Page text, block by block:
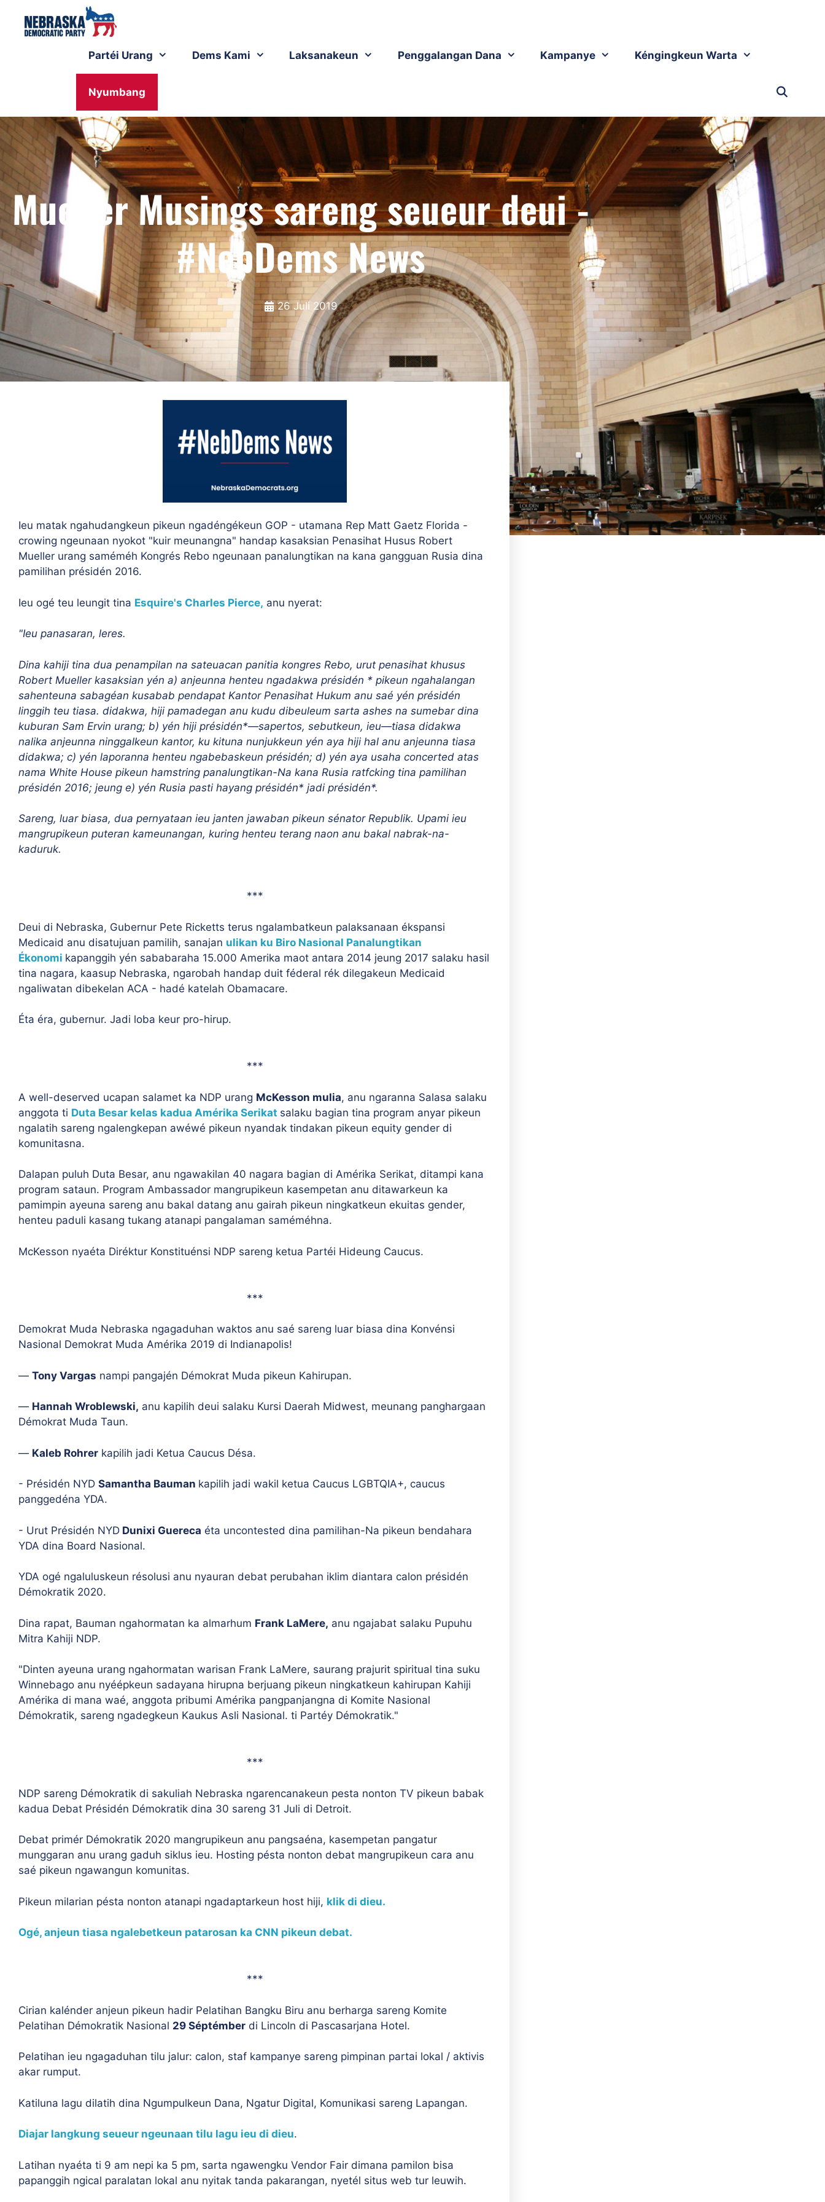
Partéi Urang Dems Kami Laksanakeun Penggalangan Dana Kampanye Kéngingkeun Warta
Nyumbang
Mueller Musings sareng seueur deui -
#NebDems News
26 Juli 2019
Ieu matak ngahudangkeun pikeun ngadéngékeun GOP - utamana Rep Matt Gaetz Florida -
crowing ngeunaan nyokot "kuir meunangna" handap kasaksian Penasihat Husus Robert
Mueller urang saméméh Kongrés Rebo ngeunaan panalungtikan na kana gangguan Rusia dina
pamilihan présidén 2016.
Ieu ogé teu leungit tina Esquire's Charles Pierce, anu nyerat:
"Ieu panasaran, leres.
Dina kahiji tina dua penampilan na sateuacan panitia kongres Rebo, urut penasihat khusus
Robert Mueller kasaksian yén a) anjeunna henteu ngadakwa présidén * pikeun ngahalangan
sahenteuna sabagéan kusabab pendapat Kantor Penasihat Hukum anu saé yén présidén
linggih teu tiasa. didakwa, hiji pamadegan anu kudu dibeuleum sarta ashes na sumebar dina
kuburan Sam Ervin urang; b) yén hiji présidén*—sapertos, sebutkeun, ieu—tiasa didakwa
nalika anjeunna ninggalkeun kantor, ku kituna nunjukkeun yén aya hiji hal anu anjeunna tiasa
didakwa; c) yén laporanna henteu ngabebaskeun présidén; d) yén aya usaha concerted atas
nama White House pikeun hamstring panalungtikan-Na kana Rusia ratfcking tina pamilihan
présidén 2016; jeung e) yén Rusia pasti hayang présidén* jadi présidén*.
Sareng, luar biasa, dua pernyataan ieu janten jawaban pikeun sénator Republik. Upami ieu
mangrupikeun puteran kameunangan, kuring henteu terang naon anu bakal nabrak-na-
kaduruk.
***
Deui di Nebraska, Gubernur Pete Ricketts terus ngalambatkeun palaksanaan ékspansi
Medicaid anu disatujuan pamilih, sanajan ulikan ku Biro Nasional Panalungtikan
Ékonomi kapanggih yén sababaraha 15.000 Amerika maot antara 2014 jeung 2017 salaku hasil
tina nagara, kaasup Nebraska, ngarobah handap duit féderal rék dilegakeun Medicaid
ngaliwatan dibekelan ACA - hadé katelah Obamacare.
Éta éra, gubernur. Jadi loba keur pro-hirup.
***
A well-deserved ucapan salamet ka NDP urang McKesson mulia, anu ngaranna Salasa salaku
anggota ti Duta Besar kelas kadua Amérika Serikat salaku bagian tina program anyar pikeun
ngalatih sareng ngalengkepan awéwé pikeun nyandak tindakan pikeun equity gender di
komunitasna.
Dalapan puluh Duta Besar, anu ngawakilan 40 nagara bagian di Amérika Serikat, ditampi kana
program sataun. Program Ambassador mangrupikeun kasempetan anu ditawarkeun ka
pamimpin ayeuna sareng anu bakal datang anu gairah pikeun ningkatkeun ekuitas gender,
henteu paduli kasang tukang atanapi pangalaman saméméhna.
McKesson nyaéta Diréktur Konstituénsi NDP sareng ketua Partéi Hideung Caucus.
***
Demokrat Muda Nebraska ngagaduhan waktos anu saé sareng luar biasa dina Konvénsi
Nasional Demokrat Muda Amérika 2019 di Indianapolis!
— Tony Vargas nampi pangajén Démokrat Muda pikeun Kahirupan.
— Hannah Wroblewski, anu kapilih deui salaku Kursi Daerah Midwest, meunang panghargaan
Démokrat Muda Taun.
— Kaleb Rohrer kapilih jadi Ketua Caucus Désa.
- Présidén NYD Samantha Bauman kapilih jadi wakil ketua Caucus LGBTQIA+, caucus
panggedéna YDA.
- Urut Présidén NYD Dunixi Guereca éta uncontested dina pamilihan-Na pikeun bendahara
YDA dina Board Nasional.
YDA ogé ngaluluskeun résolusi anu nyauran debat perubahan iklim diantara calon présidén
Démokratik 2020.
Dina rapat, Bauman ngahormatan ka almarhum Frank LaMere, anu ngajabat salaku Pupuhu
Mitra Kahiji NDP.
"Dinten ayeuna urang ngahormatan warisan Frank LaMere, saurang prajurit spiritual tina suku
Winnebago anu nyéépkeun sadayana hirupna berjuang pikeun ningkatkeun kahirupan Kahiji
Amérika di mana waé, anggota pribumi Amérika pangpanjangna di Komite Nasional
Démokratik, sareng ngadegkeun Kaukus Asli Nasional. ti Partéy Démokratik."
***
NDP sareng Démokratik di sakuliah Nebraska ngarencanakeun pesta nonton TV pikeun babak
kadua Debat Présidén Démokratik dina 30 sareng 31 Juli di Detroit.
Debat primér Démokratik 2020 mangrupikeun anu pangsaéna, kasempetan pangatur
munggaran anu urang gaduh siklus ieu. Hosting pésta nonton debat mangrupikeun cara anu
saé pikeun ngawangun komunitas.
Pikeun milarian pésta nonton atanapi ngadaptarkeun host hiji, klik di dieu.
Ogé, anjeun tiasa ngalebetkeun patarosan ka CNN pikeun debat.
***
Cirian kalénder anjeun pikeun hadir Pelatihan Bangku Biru anu berharga sareng Komite
Pelatihan Démokratik Nasional 29 Séptémber di Lincoln di Pascasarjana Hotel.
Pelatihan ieu ngagaduhan tilu jalur: calon, staf kampanye sareng pimpinan partai lokal / aktivis
akar rumput.
Katiluna lagu dilatih dina Ngumpulkeun Dana, Ngatur Digital, Komunikasi sareng Lapangan.
Diajar langkung seueur ngeunaan tilu lagu ieu di dieu.
Latihan nyaéta ti 9 am nepi ka 5 pm, sarta ngawengku Vendor Fair dimana pamilon bisa
papanggih ngical paralatan lokal anu nyitak tanda pakarangan, nyetél situs web tur leuwih.